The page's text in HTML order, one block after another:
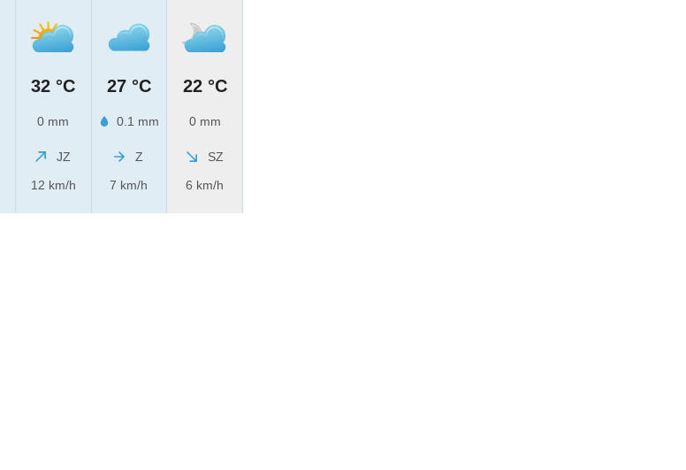
32 °C
0 mm
JZ
12 km/h
27 °C
0.1 mm
Z
7 km/h
22 °C
0 mm
SZ
6 km/h